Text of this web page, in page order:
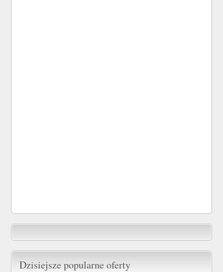
Dzisiejsze popularne oferty